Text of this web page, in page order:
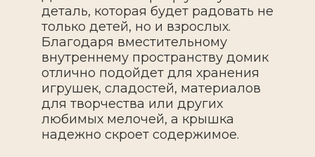
деталь, которая будет радовать не
только детей, но и взрослых.
Благодаря вместительному
внутреннему пространству домик
отлично подойдет для хранения
игрушек, сладостей, материалов
для творчества или других
любимых мелочей, а крышка
надежно скроет содержимое.